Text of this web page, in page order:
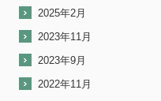
2025年2月
2023年11月
2023年9月
2022年11月